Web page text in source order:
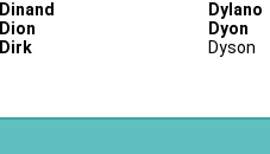
Dinand
Dion
Dirk
Dylano
Dyon
Dyson